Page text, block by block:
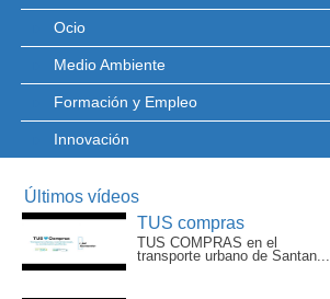
Ocio
Medio Ambiente
Formación y Empleo
Innovación
Últimos vídeos
TUS compras
TUS COMPRAS en el
transporte urbano de Santan...